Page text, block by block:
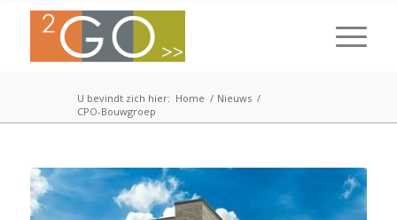
U bevindt zich hier: Home / Nieuws /
CPO-Bouwgroep